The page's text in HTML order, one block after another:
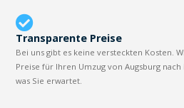
Transparente Preise
Bei uns gibt es keine versteckten Kosten.
Preise für Ihren Umzug von Augsburg
was Sie erwartet.